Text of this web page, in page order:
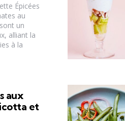
Épicées
au
un
alliant la
à la
aux
et